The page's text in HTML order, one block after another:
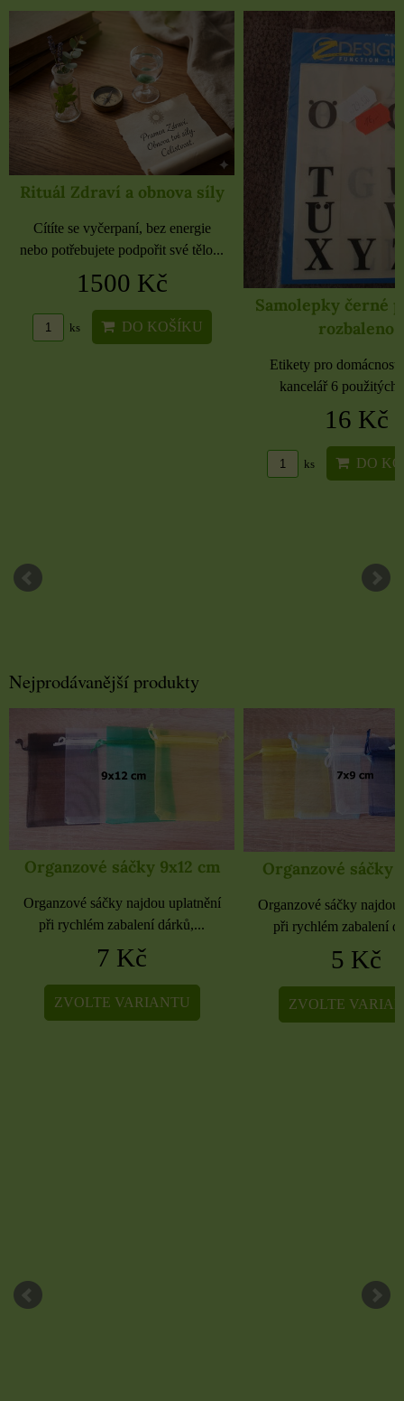
Rituál Zdraví a obnova síly
Cítíte se vyčerpaní, bez energie
nebo potřebujete podpořit své tělo...
1500 Kč
ks DO KOŠÍKU
Samolepky černé
rozbaleno
Etikety pro
kancelář 6 použitých
16 Kč
ks DO
Nejprodávanější produkty
Organzové sáčky 9x12 cm
Organzové sáčky najdou uplatnění
při rychlém zabalení dárků,...
7 Kč
ZVOLTE VARIANTU
Organzové sáčky
Organzové sáčky najdou
při rychlém zabalení
5 Kč
ZVOLTE